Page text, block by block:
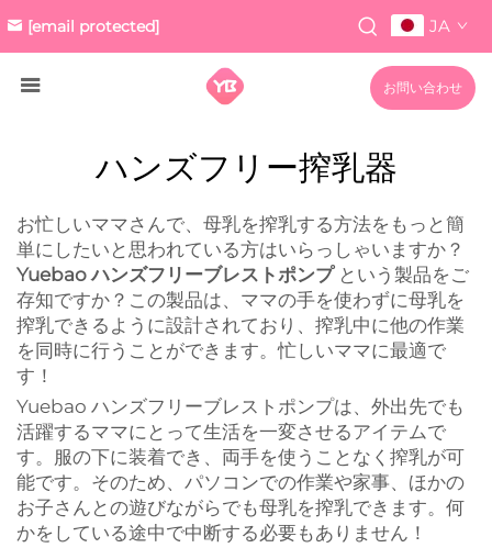
[email protected] JA
お問い合わせ
ハンズフリー搾乳器
お忙しいママさんで、母乳を搾乳する方法をもっと簡
単にしたいと思われている方はいらっしゃいますか？
Yuebao ハンズフリーブレストポンプ という製品をご
存知ですか？この製品は、ママの手を使わずに母乳を
搾乳できるように設計されており、搾乳中に他の作業
を同時に行うことができます。忙しいママに最適で
す！
Yuebao ハンズフリーブレストポンプは、外出先でも
活躍するママにとって生活を一変させるアイテムで
す。服の下に装着でき、両手を使うことなく搾乳が可
能です。そのため、パソコンでの作業や家事、ほかの
お子さんとの遊びながらでも母乳を搾乳できます。何
かをしている途中で中断する必要もありません！